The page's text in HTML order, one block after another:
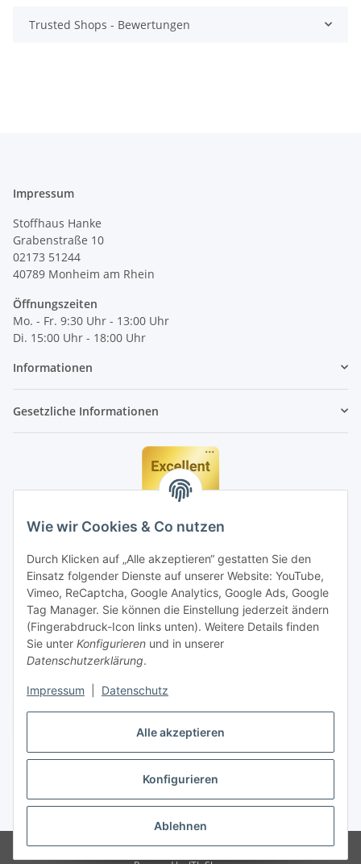
Alle akzeptieren
Konfigurieren
Ablehnen
Wie wir Cookies & Co nutzen
Durch Klicken auf „Alle akzeptieren“ gestatten Sie den
Einsatz folgender Dienste auf unserer Website: YouTube,
Vimeo, ReCaptcha, Google Analytics, Google Ads, Google
Tag Manager. Sie können die Einstellung jederzeit ändern
(Fingerabdruck-Icon links unten). Weitere Details finden
Sie unter Konfigurieren und in unserer
Datenschutzerklärung.
Impressum Datenschutz
Trusted Shops - Bewertungen
Impressum
Stoffhaus Hanke
Grabenstraße 10
02173 51244
40789 Monheim am Rhein
Öffnungszeiten
Mo. - Fr. 9:30 Uhr - 13:00 Uhr
Di. 15:00 Uhr - 18:00 Uhr
Informationen
Gesetzliche Informationen
Vertrag widerrufen
* Alle Preise inkl. gesetzlicher MwSt., zzgl.Versand
© Stoffhaus Hanke